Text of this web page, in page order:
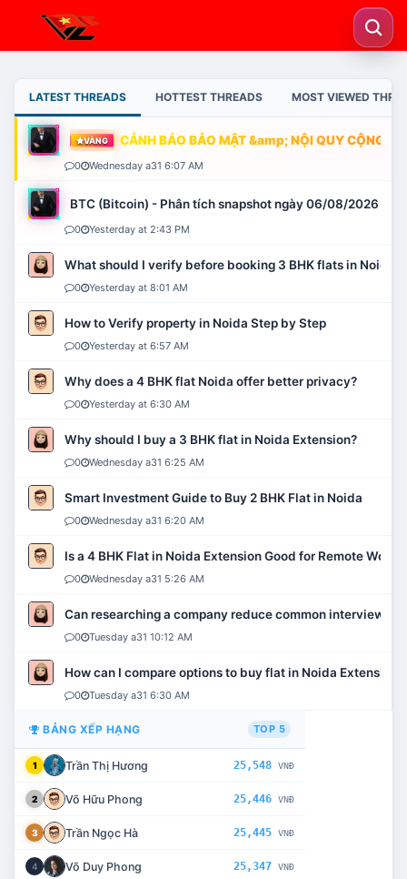
LATEST THREADS HOTTEST THREADS MOST VIEWED
VÀNG CẢNH BÁO BẢO MẬT &amp; NỘI QUY CỘNG
0 Wednesday a31 6:07 AM
BTC (Bitcoin) - Phân tích snapshot ngày 06/08/2026
0 Yesterday at 2:43 PM
What should I verify before booking 3 BHK flats in Noida?
0 Yesterday at 8:01 AM
How to Verify property in Noida Step by Step
0 Yesterday at 6:57 AM
Why does a 4 BHK flat Noida offer better privacy?
0 Yesterday at 6:30 AM
Why should I buy a 3 BHK flat in Noida Extension?
0 Wednesday a31 6:25 AM
Smart Investment Guide to Buy 2 BHK Flat in Noida
0 Wednesday a31 6:20 AM
Is a 4 BHK Flat in Noida Extension Good for Remote Work?
0 Wednesday a31 5:26 AM
Can researching a company reduce common interview
0 Tuesday a31 10:12 AM
How can I compare options to buy flat in Noida Extension?
0 Tuesday a31 6:30 AM
BẢNG XẾP HẠNG TOP 5
1 Trần Thị Hương 25,548 VNĐ
2 Võ Hữu Phong 25,446 VNĐ
3 Trần Ngọc Hà 25,445 VNĐ
4 Võ Duy Phong 25,347 VNĐ